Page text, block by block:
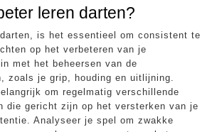
leren darten?
is het essentieel om consistent te
op het verbeteren van je
met het beheersen van de
zoals je grip, houding en uitlijning.
om regelmatig verschillende
die gericht zijn op het versterken van je
Analyseer je spel om zwakke